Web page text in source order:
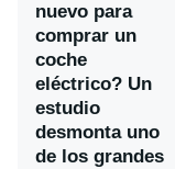
nuevo para
comprar un
coche
eléctrico? Un
estudio
desmonta uno
de los grandes